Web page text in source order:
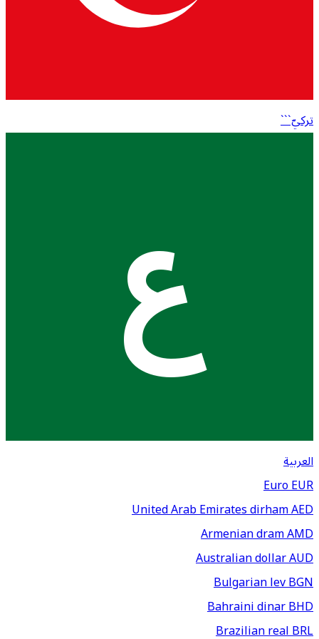
تركيّ```
ع
العربية
EuroEUR
United Arab Emirates dirhamAED
Armenian dramAMD
Australian dollarAUD
Bulgarian levBGN
Bahraini dinarBHD
Brazilian realBRL